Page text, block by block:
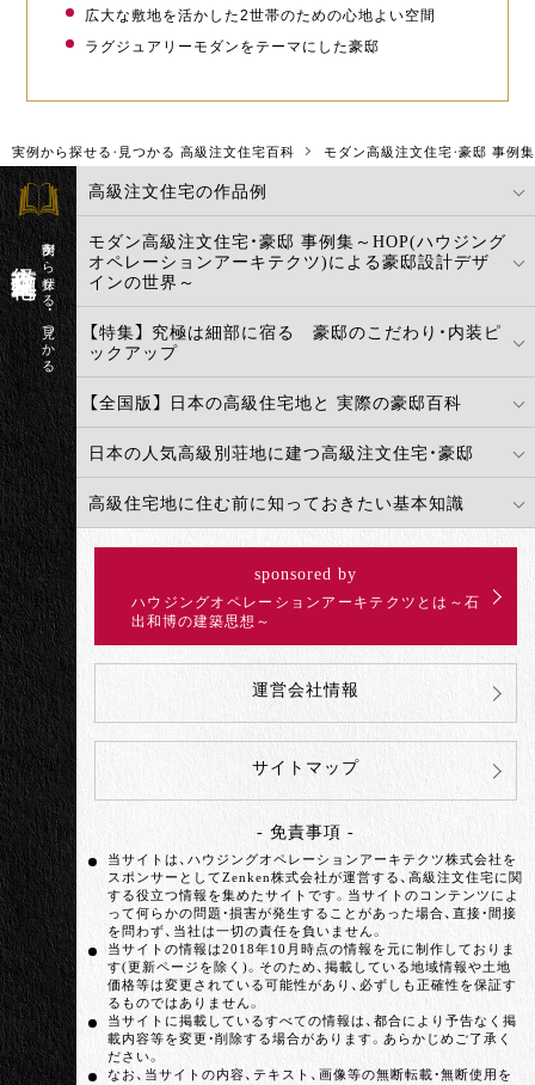
広大な敷地を活かした2世帯のための心地よい空間
ラグジュアリーモダンをテーマにした豪邸
実例から探せる・見つかる 高級注文住宅百科 モダン高級注文住宅・豪邸 事例
実例から探せる・見つかる
高級注文住宅百科
高級注文住宅の作品例
モダン高級注文住宅・豪邸 事例集～HOP(ハウジング
オペレーションアーキテクツ)による豪邸設計デザ
インの世界～
【特集】 究極は細部に宿る 豪邸のこだわり・内装ピ
ックアップ
【全国版】 日本の高級住宅地と 実際の豪邸百科
日本の人気高級別荘地に建つ高級注文住宅・豪邸
高級住宅地に住む前に知っておきたい基本知識
sponsored by
ハウジングオペレーションアーキテクツとは～石
出和博の建築思想～
運営会社情報
サイトマップ
- 免責事項 -
当サイトは、ハウジングオペレーションアーキテクツ株式会社を
スポンサーとしてZenken株式会社が運営する、高級注文住宅に関
する役立つ情報を集めたサイトです。当サイトのコンテンツによ
って何らかの問題・損害が発生することがあった場合、直接・間接
を問わず、当社は一切の責任を負いません。
当サイトの情報は2018年10月時点の情報を元に制作しておりま
す(更新ページを除く)。そのため、掲載している地域情報や土地
価格等は変更されている可能性があり、必ずしも正確性を保証す
るものではありません。
当サイトに掲載しているすべての情報は、都合により予告なく掲
載内容等を変更・削除する場合があります。あらかじめご了承く
ださい。
なお、当サイトの内容、テキスト、画像等の無断転載・無断使用を